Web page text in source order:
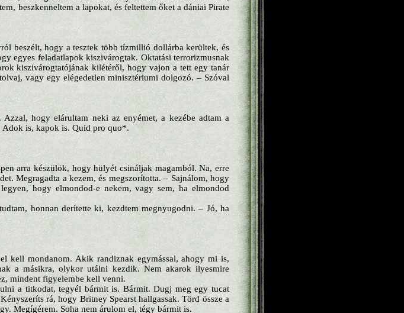
beszkenneltem a lapokat, és feltettem őket a dániai Pirate
beszélt, hogy a tesztek több tízmillió dollárba kerültek, és
egyes feladatlapok kiszivárogtak. Oktatási terrorizmusnak
kiszivárogtatójának kilétéről, hogy vajon a tett egy tanár
vagy egy elégedetlen minisztériumi dolgozó. – Szóval
hogy elárultam neki az enyémet, a kezébe adtam a
Adok is, kapok is. Quid pro quo*.
arra készülök, hogy hülyét csináljak magamból. Na, erre
Megragadta a kezem, és megszorította. – Sajnálom, hogy
hogy elmondod-e nekem, vagy sem, ha elmondod
honnan derítette ki, kezdtem megnyugodni. – Jó, ha
kell mondanom. Akik randiznak egymással, ahogy mi is,
a másikra, olykor utálni kezdik. Nem akarok ilyesmire
mindent figyelembe kell venni.
a titkodat, tegyél bármit is. Bármit. Dugj meg egy tucat
rá, hogy Britney Spearst hallgassak. Törd össze a
Megígérem. Soha nem árulom el, tégy bármit is.